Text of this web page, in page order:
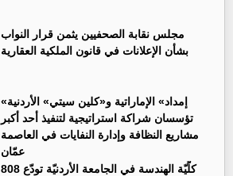
مجلس نقابة الصحفيين يثمن قرار النواب
بشأن الإعلانات في قانون الملكية العقارية
«إمداد» الإماراتية و«كلين سيتي» الأردنية
تؤسسان شراكة استراتيجية لتنفيذ أحد أكبر
مشاريع النظافة وإدارة النفايات في العاصمة
عمّان
كلّيّة الهندسة في الجامعة الأردنيّة تودّع 808